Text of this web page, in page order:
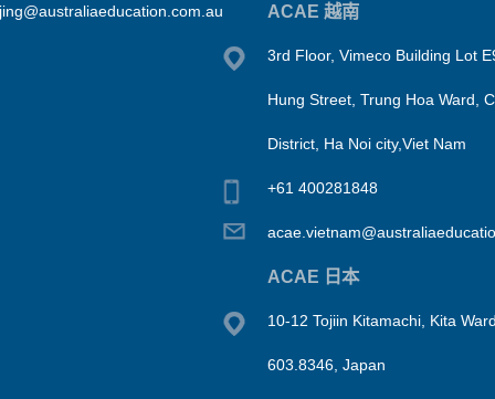
ACAE 越南
3rd Floor, Vimeco Building Lot
Hung Street, Trung Hoa Ward,
District, Ha Noi city,Viet Nam
+61 400281848
ACAE 日本
10-12 Tojiin Kitamachi, Kita
603.8346, Japan